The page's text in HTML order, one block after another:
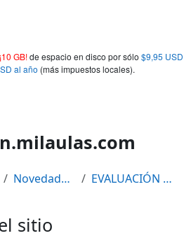
¡10 GB!de espacio en disco por sólo $9,95 USD
al año (más impuestos locales).
Novedades del sitio EVALUACIÓN DE PERÍODO
sitio